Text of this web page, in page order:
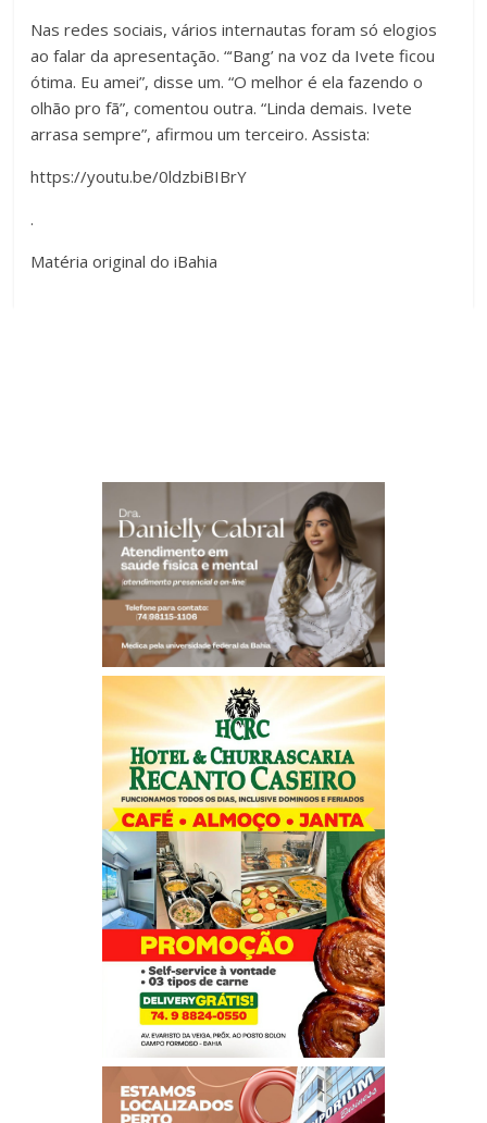
Nas redes sociais, vários internautas foram só elogios
ao falar da apresentação. “‘Bang’ na voz da Ivete ficou
ótima. Eu amei”, disse um. “O melhor é ela fazendo o
olhão pro fã”, comentou outra. “Linda demais. Ivete
arrasa sempre”, afirmou um terceiro. Assista:
https://youtu.be/0ldzbiBIBrY
.
Matéria original do iBahia